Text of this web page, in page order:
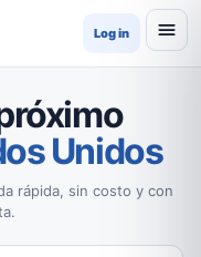
Log in
Unidos
rápida, sin costo y con